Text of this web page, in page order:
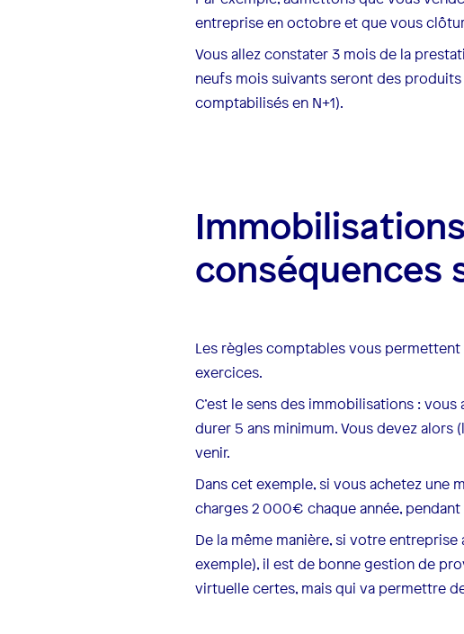
entreprise en octobre et que vous
Vous allez constater 3 mois de la
neufs mois suivants seront des
comptabilisés en N+1).
conséquences
Les règles comptables vous
exercices.
C’est le sens des immobilisations :
durer 5 ans minimum. Vous devez alors
venir.
Dans cet exemple, si vous achetez une
charges 2 000€ chaque année, pendant
De la même manière, si votre
exemple), il est de bonne gestion de
virtuelle certes, mais qui va permettre